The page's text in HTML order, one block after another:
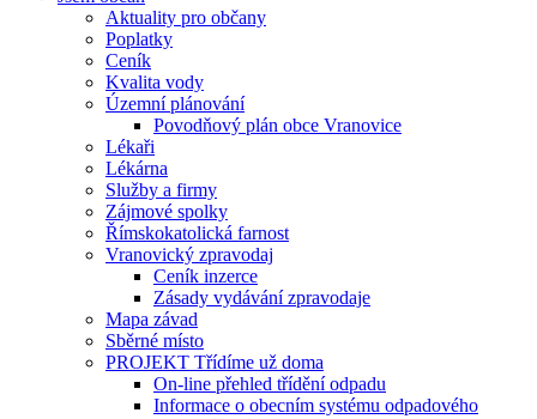
Aktuality pro občany
Poplatky
Ceník
Kvalita vody
Územní plánování
Povodňový plán obce Vranovice
Lékaři
Lékárna
Služby a firmy
Zájmové spolky
Římskokatolická farnost
Vranovický zpravodaj
Ceník inzerce
Zásady vydávání zpravodaje
Mapa závad
Sběrné místo
PROJEKT Třídíme už doma
On-line přehled třídění odpadu
Informace o obecním systému odpadového